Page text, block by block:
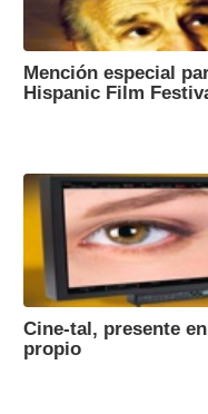
Mención especial
Hispanic Film
Cine-tal, presente
propio